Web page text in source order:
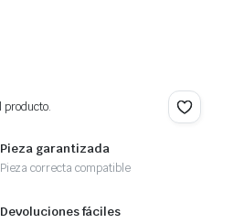
producto.
Pieza garantizada
Pieza correcta compatible
Devoluciones fáciles